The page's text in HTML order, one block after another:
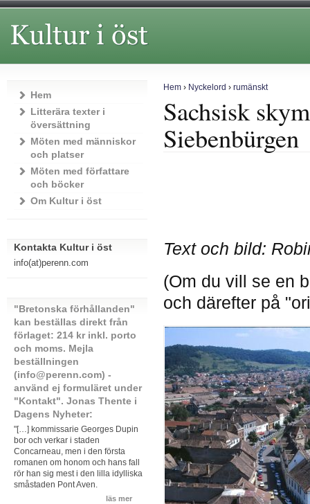
Hem› Nyckelord › rumänskt
Sachsisk
Siebenbürgen
Text och bild:
(Om du vill se en
och därefter på
Hem
Litterära texter i
översättning
Möten med människor
och platser
Möten med författare
och böcker
Om Kultur i öst
Kontakta Kultur i öst
info(at)perenn.com
"Bretonska förhållanden"
kan beställas direkt från
förlaget: 214 kr inkl. porto
och moms. Mejla
beställningen
(info@perenn.com) -
använd ej formuläret under
"Kontakt". Jonas Thente i
Dagens Nyheter:
"[…] kommissarie Georges Dupin
bor och verkar i staden
Concarneau, men i den första
romanen om honom och hans fall
rör han sig mest i den lilla idylliska
småstaden Pont Aven.
läs mer